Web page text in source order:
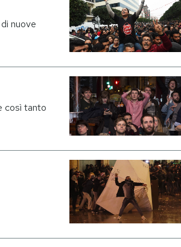
nuove
così tanto